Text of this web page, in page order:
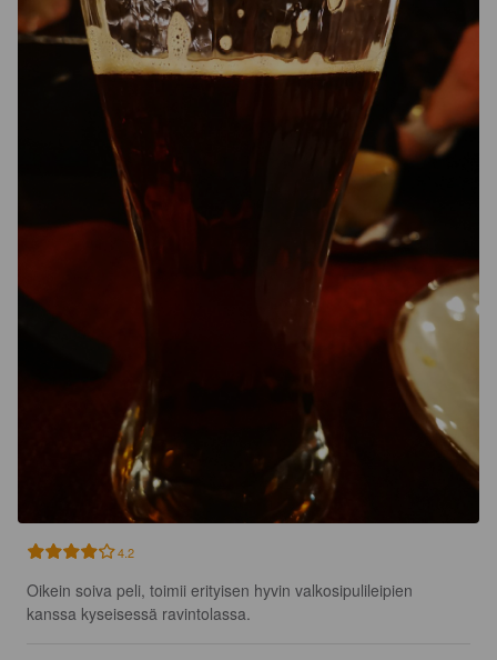
4.2
Oikein soiva peli, toimii erityisen hyvin valkosipulileipien
kanssa kyseisessä ravintolassa.